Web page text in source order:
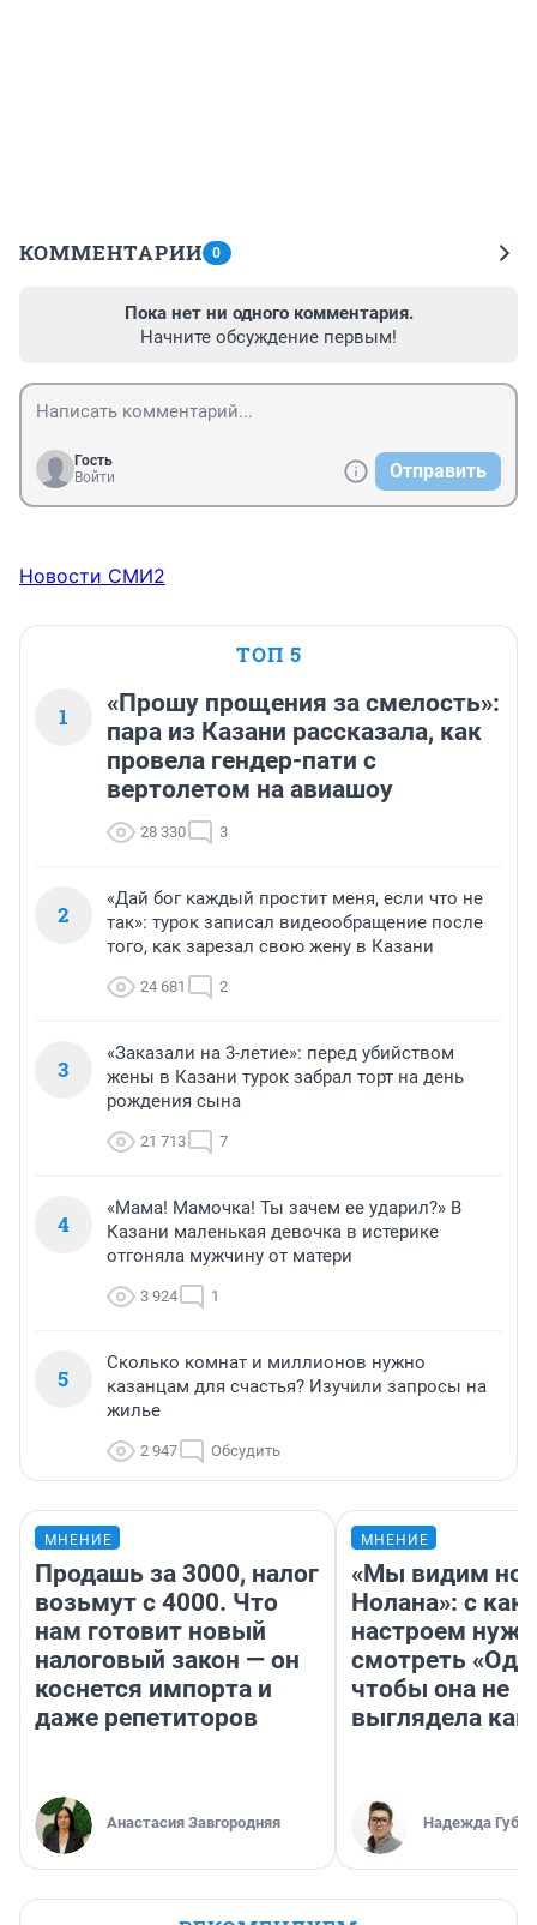
КОММЕНТАРИИ 0
Пока нет ни одного комментария.
Начните обсуждение первым!
Гость
Войти
Отправить
Новости СМИ2
ТОП 5
1
«Прошу прощения за смелость»:
пара из Казани рассказала, как
провела гендер-пати с
вертолетом на авиашоу
28 330 3
2
«Дай бог каждый простит меня, если что не
так»: турок записал видеообращение после
того, как зарезал свою жену в Казани
24 681 2
3
«Заказали на 3-летие»: перед убийством
жены в Казани турок забрал торт на день
рождения сына
21 713 7
4
«Мама! Мамочка! Ты зачем ее ударил?» В
Казани маленькая девочка в истерике
отгоняла мужчину от матери
3 924 1
5
Сколько комнат и миллионов нужно
казанцам для счастья? Изучили запросы на
жилье
2 947 Обсудить
МНЕНИЕ
Продашь за 3000, налог
возьмут с 4000. Что
нам готовит новый
налоговый закон — он
коснется импорта и
даже репетиторов
Анастасия Завгородняя
МНЕНИЕ
«Мы видим
Нолана»: с
настроем
смотреть
чтобы она не
выглядела как
Надежда